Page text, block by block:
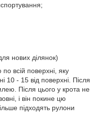
нових ділянок)
по всій поверхні, яку
10 - 15 від поверхні. Після
Після цього у крота не
і він покине цю
підходять рулони